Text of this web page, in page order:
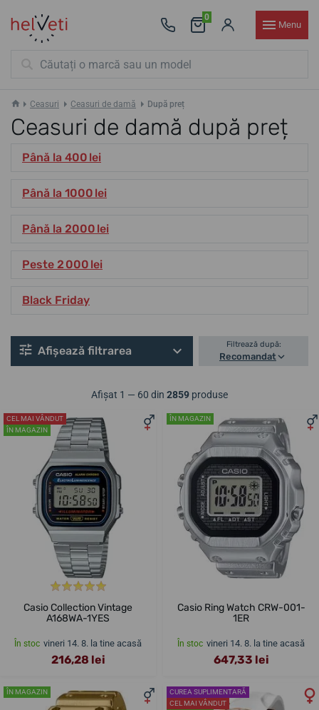
0
Menu
Ceasuri Ceasuri de damă După preț
Ceasuri de damă după preț
Până la 400 lei
Până la 1000 lei
Până la 2000 lei
Peste 2 000 lei
Black Friday
Afișează filtrarea Filtrează după:
Recomandat
Afișat 1 — 60 din 2859 produse
CEL MAI VÂNDUT
ÎN MAGAZIN
Casio Collection Vintage
A168WA-1YES
În stoc vineri 14. 8. la tine acasă
216,28 lei
ÎN MAGAZIN
Casio Ring Watch CRW-001-
1ER
În stoc vineri 14. 8. la tine acasă
647,33 lei
ÎN MAGAZIN
CUREA SUPLIMENTARĂ
CEL MAI VÂNDUT